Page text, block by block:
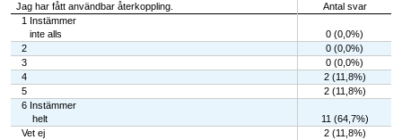
Jag har fått användbar återkoppling.
Antal svar
1 Instämmer
inte alls
0 (0,0%)
2
0 (0,0%)
3
0 (0,0%)
4
2 (11,8%)
5
2 (11,8%)
6 Instämmer
helt
11 (64,7%)
Vet ej
2 (11,8%)